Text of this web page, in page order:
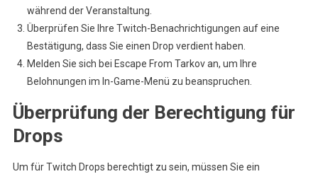
während der Veranstaltung.
Überprüfen Sie Ihre Twitch-Benachrichtigungen auf eine
Bestätigung, dass Sie einen Drop verdient haben.
Melden Sie sich bei Escape From Tarkov an, um Ihre
Belohnungen im In-Game-Menü zu beanspruchen.
Überprüfung der Berechtigung für
Drops
Um für Twitch Drops berechtigt zu sein, müssen Sie ein